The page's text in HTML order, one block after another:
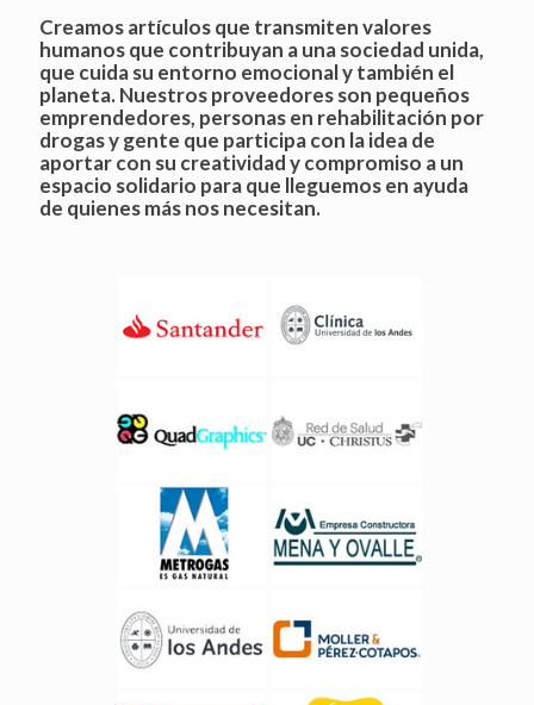
Creamos artículos que transmiten valores
humanos que contribuyan a una sociedad unida,
que cuida su entorno emocional y también el
planeta. Nuestros proveedores son pequeños
emprendedores, personas en rehabilitación por
drogas y gente que participa con la idea de
aportar con su creatividad y compromiso a un
espacio solidario para que lleguemos en ayuda
de quienes más nos necesitan.